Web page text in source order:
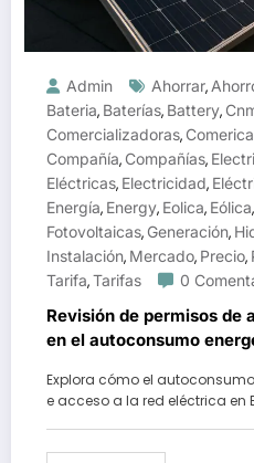
Admin Ahorrar,
Bateria, Baterías, Battery,
Comercializadoras,
Compañía, Compañías,
Eléctricas, Electricidad,
Energía, Energy, Eolica, Eólica,
Fotovoltaicas, Generación,
Instalación, Mercado, Precio,
Tarifa,Tarifas 0
Revisión de permisos de
en el autoconsumo
Explora cómo el
e acceso a la red eléctrica en